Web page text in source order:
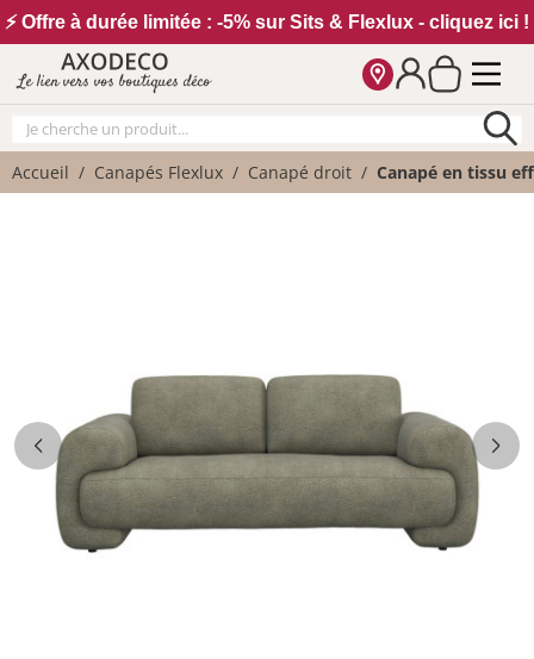
⚡ Offre à durée limitée : -5% sur Sits & Flexlux - cliquez ici !
Le lien vers vos boutiques déco
Accueil Canapés Flexlux Canapé droit Canapé en tissu
Vos paramètres cookies